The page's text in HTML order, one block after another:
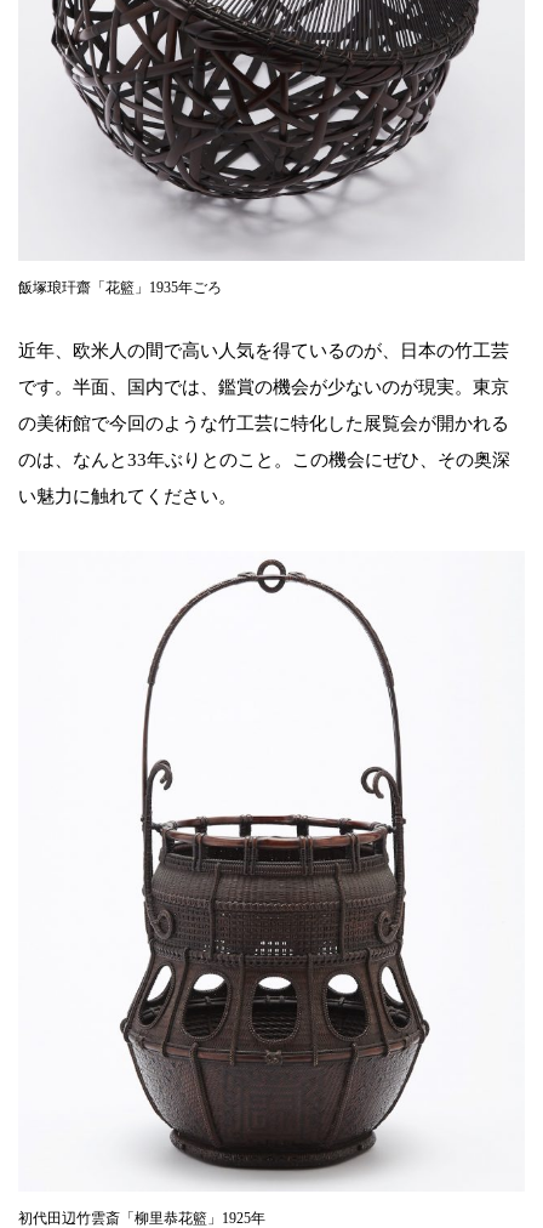
飯塚琅玕齋「花籃」1935年ごろ
近年、欧米人の間で高い人気を得ているのが、日本の竹工芸
です。半面、国内では、鑑賞の機会が少ないのが現実。東京
の美術館で今回のような竹工芸に特化した展覧会が開かれる
のは、なんと33年ぶりとのこと。この機会にぜひ、その奥深
い魅力に触れてください。
初代田辺竹雲斎「柳里恭花籃」1925年